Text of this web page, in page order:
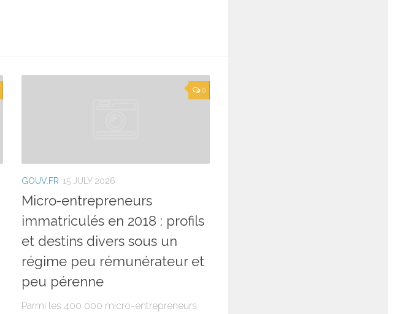
0
GOUV.FR 15 JULY 2026
Micro-entrepreneurs
immatriculés en 2018 : profils
et destins divers sous un
régime peu rémunérateur et
peu pérenne
Parmi les 400 000 micro-entrepreneurs